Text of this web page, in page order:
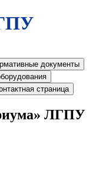
документы
страница
ЛГПУ